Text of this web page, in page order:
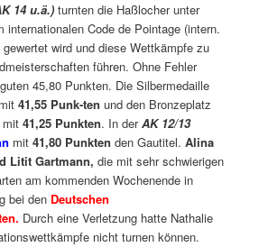
14 u.ä.) turnten die Haßlocher unter
internationalen Code de Pointage (intern.
wird und diese Wettkämpfe zu
führen. Ohne Fehler
45,80 Punkten. Die Silbermedaille
mit41,55 Punk-ten und den Bronzeplatz
mit41,25 Punkten. In derAK 12/13
mit41,80 Punkten den Gautitel.Alina
Litit Gartmann,die mit sehr schwierigen
am kommenden Wochenende in
bei den Deutschen
Durch eine Verletzung hatte Nathalie
nicht turnen können.